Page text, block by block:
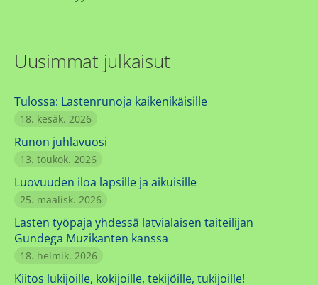
Uusimmat julkaisut
Tulossa: Lastenrunoja kaikenikäisille
18. kesäk. 2026
Runon juhlavuosi
13. toukok. 2026
Luovuuden iloa lapsille ja aikuisille
25. maalisk. 2026
Lasten työpaja yhdessä latvialaisen taiteilijan
Gundega Muzikanten kanssa
18. helmik. 2026
Kiitos lukijoille, kokijoille, tekijöille, tukijoille!